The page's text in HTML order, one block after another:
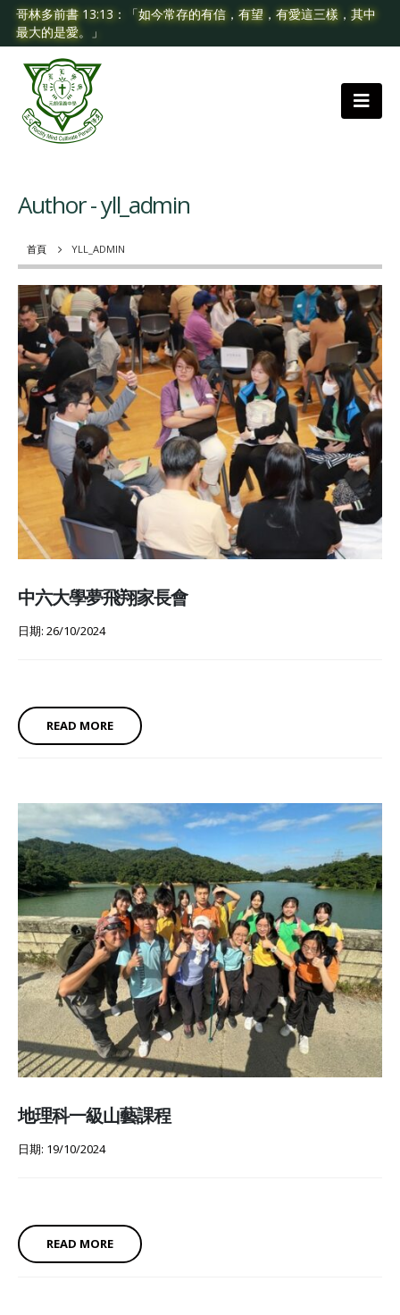
哥林多前書 13:13：「如今常存的有信，有望，有愛這三樣，其中
最大的是愛。」
首頁 YLL_ADMIN
Author - yll_admin
中六大學夢飛翔家長會
日期: 26/10/2024
READ MORE
地理科一級山藝課程
日期: 19/10/2024
READ MORE